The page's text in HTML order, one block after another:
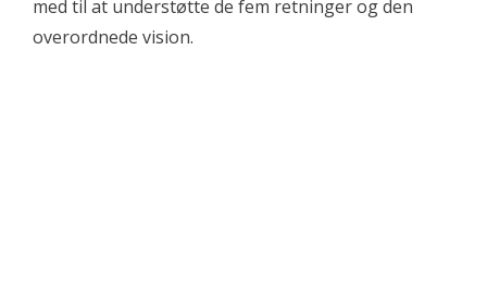
med til at understøtte de fem retninger og den
overordnede vision.